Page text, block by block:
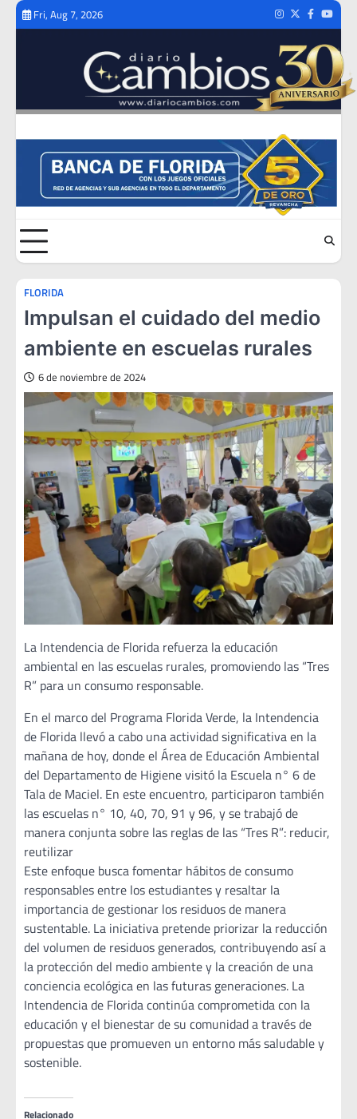
Skip
Fri, Aug 7, 2026 Instagram
TwitterFacebook
FLORIDA
Impulsan el cuidado del medio
ambiente en escuelas rurales
6 de noviembre de 2024
La Intendencia de Florida refuerza la educación
ambiental en las escuelas rurales, promoviendo las “Tres
R” para un consumo responsable.
En el marco del Programa Florida Verde, la Intendencia
de Florida llevó a cabo una actividad significativa en la
mañana de hoy, donde el Área de Educación Ambiental
del Departamento de Higiene visitó la Escuela n° 6 de
Tala de Maciel. En este encuentro, participaron también
las escuelas n° 10, 40, 70, 91 y 96, y se trabajó de
manera conjunta sobre las reglas de las “Tres R”: reducir,
reutilizar
Este enfoque busca fomentar hábitos de consumo
responsables entre los estudiantes y resaltar la
importancia de gestionar los residuos de manera
sustentable. La iniciativa pretende priorizar la reducción
del volumen de residuos generados, contribuyendo así a
la protección del medio ambiente y la creación de una
conciencia ecológica en las futuras generaciones. La
Intendencia de Florida continúa comprometida con la
educación y el bienestar de su comunidad a través de
propuestas que promueven un entorno más saludable y
sostenible.
Relacionado